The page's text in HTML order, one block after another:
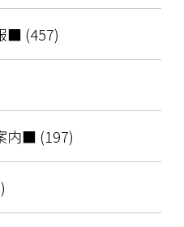
■ (457)
内■ (197)